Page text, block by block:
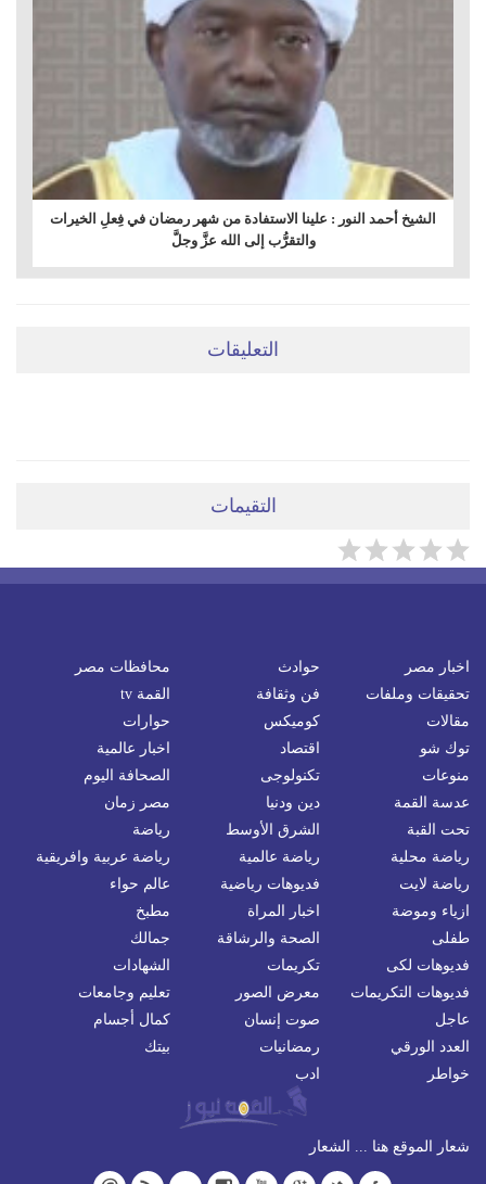
الشيخ أحمد النور : علينا الاستفادة من شهر رمضان في فِعلِ الخيرات
والتقرُّب إلى الله عزَّ وجلَّ
التعليقات
التقيمات
اخبار مصر حوادث
محافظات مصر
تحقيقات وملفات
فن وثقافة
القمة tv
مقالات
كوميكس
حوارات
توك شو
اقتصاد
اخبار عالمية
منوعات
تكنولوجى
الصحافة اليوم
عدسة القمة
دين ودنيا
مصر زمان
تحت القبة
الشرق الأوسط
رياضة
رياضة محلية
رياضة عالمية
رياضة عربية وافريقية
رياضة لايت
فديوهات رياضية
عالم حواء
ازياء وموضة
اخبار المراة
مطبخ
طفلى
الصحة والرشاقة
جمالك
فديوهات لكى
تكريمات
الشهادات
فديوهات التكريمات
معرض الصور
تعليم وجامعات
عاجل
صوت إنسان
كمال أجسام
العدد الورقي
رمضانيات
بيتك
خواطر
ادب
شعار الموقع هنا ... الشعار